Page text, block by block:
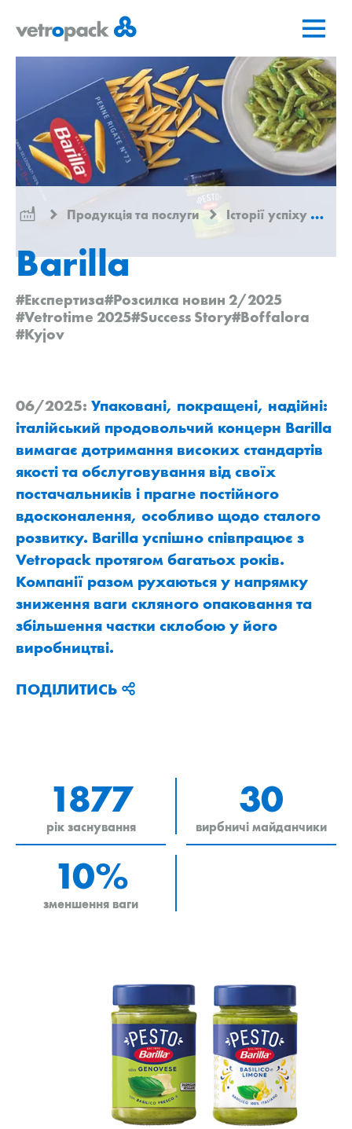
головну
змісту
контактів
Продукція та послуги Історії успіху
Barilla
#Експертиза#Розсилка новин 2/2025
#Vetrotime 2025#Success Story#Boffalora
#Kyjov
06/2025: Упаковані, покращені, надійні:
італійський продовольчий концерн Barilla
вимагає дотримання високих стандартів
якості та обслуговування від своїх
постачальників і прагне постійного
вдосконалення, особливо щодо сталого
розвитку. Barilla успішно співпрацює з
Vetropack протягом багатьох років.
Компанії разом рухаються у напрямку
зниження ваги скляного опаковання та
збільшення частки склобою у його
виробництві.
ПОДІЛИТИСЬ
1877
рік заснування
30
вирбничі майданчики
10%
зменшення ваги